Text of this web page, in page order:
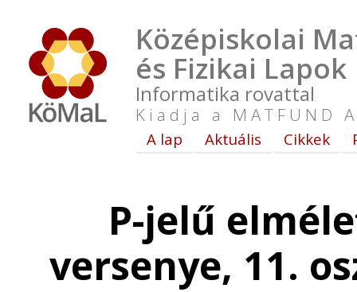
Középiskolai
és Fizikai Lapok
Informatika rovattal
Kiadja a MATFUND
A lap Aktuális Cikkek
P-jelű
versenye, 11.